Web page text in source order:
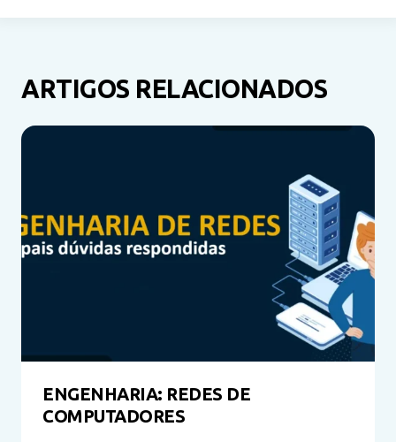
ARTIGOS RELACIONADOS
ENGENHARIA: REDES DE
COMPUTADORES